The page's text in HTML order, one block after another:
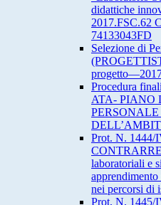
didattiche
2017.FSC.62
74133043FD
Selezione di
Procedura
ATA- PIANO
Prot. N.
CONTRARRE
laboratoriali e
nei percorsi di
Prot. N. 1445/